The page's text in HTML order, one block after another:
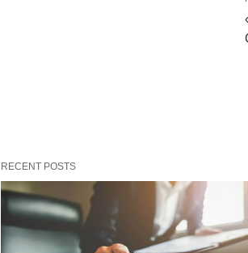
RECENT POSTS